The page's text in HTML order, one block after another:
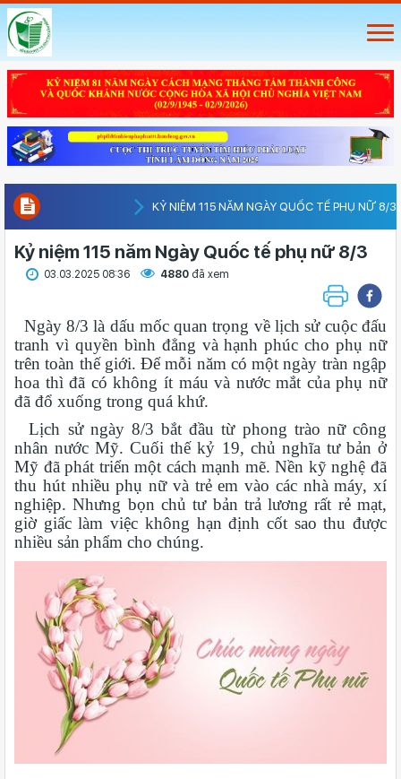
KỶ NIỆM 115 NĂM NGÀY QUỐC TẾ PHỤ NỮ 8/3
Kỷ niệm 115 năm Ngày Quốc tế phụ nữ 8/3
03.03.2025 08:36 4880 đã xem
Ngày 8/3 là dấu mốc quan trọng về lịch sử cuộc đấu
tranh vì quyền bình đẳng và hạnh phúc cho phụ nữ
trên toàn thế giới. Để mỗi năm có một ngày tràn ngập
hoa thì đã có không ít máu và nước mắt của phụ nữ
đã đổ xuống trong quá khứ.
Lịch sử ngày 8/3 bắt đầu từ phong trào nữ công
nhân nước Mỹ. Cuối thế kỷ 19, chủ nghĩa tư bản ở
Mỹ đã phát triển một cách mạnh mẽ. Nền kỹ nghệ đã
thu hút nhiều phụ nữ và trẻ em vào các nhà máy, xí
nghiệp. Nhưng bọn chủ tư bản trả lương rất rẻ mạt,
giờ giấc làm việc không hạn định cốt sao thu được
nhiều sản phẩm cho chúng.